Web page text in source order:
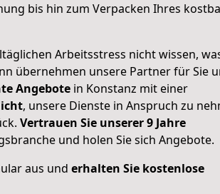
bis hin zum Verpacken Ihres
Arbeitsstress nicht wissen,
übernehmen unsere Partner für Sie
Angebote in Konstanz mit einer
, unsere Dienste in Anspruch zu
Vertrauen Sie unserer 9 Jahre
und holen Sie sich Angebote.
aus und erhalten Sie kostenlose